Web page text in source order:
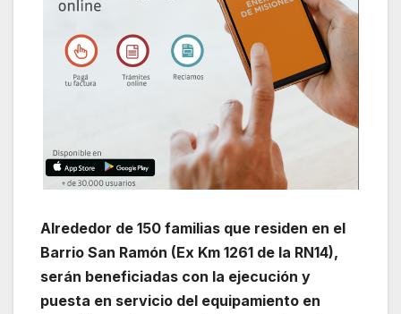
Alrededor de 150 familias que residen en el
Barrio San Ramón (Ex Km 1261 de la RN14),
serán beneficiadas con la ejecución y
puesta en servicio del equipamiento en